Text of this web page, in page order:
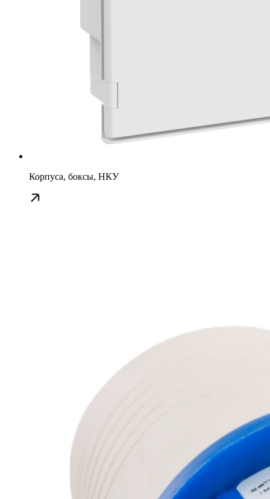
Корпуса, боксы, НКУ